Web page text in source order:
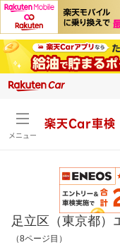
メニュー
楽天Car車検
足立区（東京都）
（8ページ目）